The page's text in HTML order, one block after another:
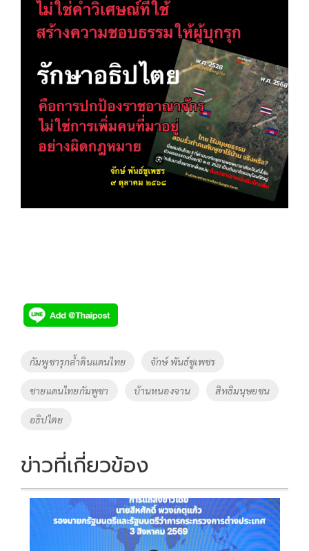
Tags
กัมพูชารุกล้ำดินแดนไทย จักษ์ พันธ์ชูเพชร
ชายแดนไทยกัมพูชา บ้านหนองจาน สิทธิมนุษยชน
อธิปไตย
ข่าวที่เกี่ยวข้อง